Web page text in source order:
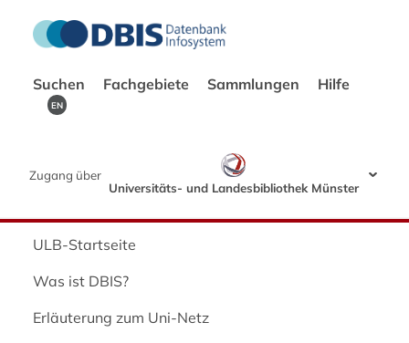
Suchen Fachgebiete Sammlungen Hilfe
EN
Zugang über
Universitäts- und Landesbibliothek Münster
ULB-Startseite
Was ist DBIS?
Erläuterung zum Uni-Netz